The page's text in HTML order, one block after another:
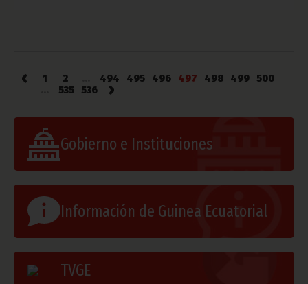
‹ 1 2 494 495 496 497 498 499
500
535 536 ›
Gobierno e Instituciones
Información de Guinea Ecuatorial
TVGE